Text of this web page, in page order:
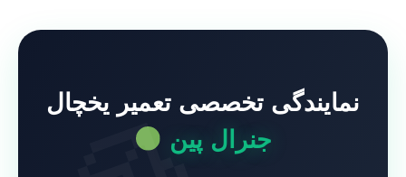
نمایندگی تخصصی تعمیر یخچال
جنرال پین